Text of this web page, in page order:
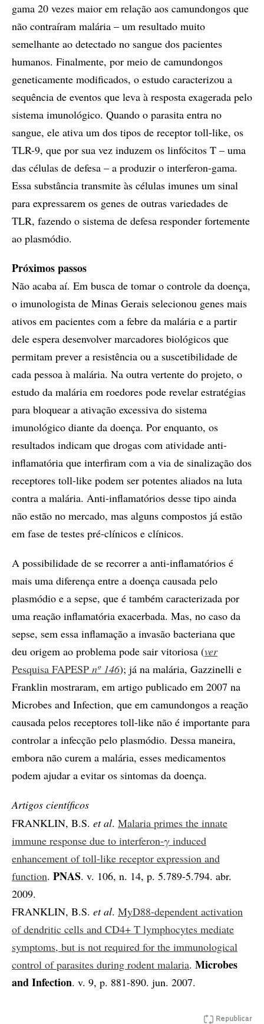
gama 20 vezes maior em relação aos camundongos que
não contraíram malária – um resultado muito
semelhante ao detectado no sangue dos pacientes
humanos. Finalmente, por meio de camundongos
geneticamente modificados, o estudo caracterizou a
sequência de eventos que leva à resposta exagerada pelo
sistema imunológico. Quando o parasita entra no
sangue, ele ativa um dos tipos de receptor toll-like, os
TLR-9, que por sua vez induzem os linfócitos T – uma
das células de defesa – a produzir o interferon-gama.
Essa substância transmite às células imunes um sinal
para expressarem os genes de outras variedades de
TLR, fazendo o sistema de defesa responder fortemente
ao plasmódio.
Próximos passos
Não acaba aí. Em busca de tomar o controle da doença,
o imunologista de Minas Gerais selecionou genes mais
ativos em pacientes com a febre da malária e a partir
dele espera desenvolver marcadores biológicos que
permitam prever a resistência ou a suscetibilidade de
cada pessoa à malária. Na outra vertente do projeto, o
estudo da malária em roedores pode revelar estratégias
para bloquear a ativação excessiva do sistema
imunológico diante da doença. Por enquanto, os
resultados indicam que drogas com atividade anti­-
inflamatória que interfiram com a via de sinalização dos
receptores toll-like podem ser potentes aliados na luta
contra a malária. Anti-inflamatórios desse tipo ainda
não estão no mercado, mas alguns compostos já estão
em fase de testes pré-clínicos e clínicos.
A possibilidade de se recorrer a anti­-inflamatórios é
mais uma diferença entre a doença causada pelo
plasmódio e a sepse, que é também caracterizada por
uma reação inflamatória exacerbada. Mas, no caso da
sepse, sem essa inflamação a invasão bacteriana que
deu origem ao problema pode sair vitoriosa (ver
Pesquisa FAPESP nº 146); já na malária, Gazzinelli e
Franklin mostraram, em artigo publicado em 2007 na
Microbes and Infection, que em camundongos a reação
causada pelos receptores toll-like não é importante para
controlar a infecção pelo plasmódio. Dessa maneira,
embora não curem a malária, esses medicamentos
podem ajudar a evitar os sintomas da doença.
Artigos científicos
FRANKLIN, B.S. et al. Malaria primes the innate
immune response due to interferon-γ induced
enhancement of toll-like receptor expression and
function. PNAS. v. 106, n. 14, p. 5.789-5.794. abr.
2009.
FRANKLIN, B.S. et al. MyD88-dependent activation
of dendritic cells and CD4+ T lymphocytes mediate
symptoms, but is not required for the immunological
control of parasites during rodent malaria. Microbes
and Infection. v. 9, p. 881-890. jun. 2007.
Republicar